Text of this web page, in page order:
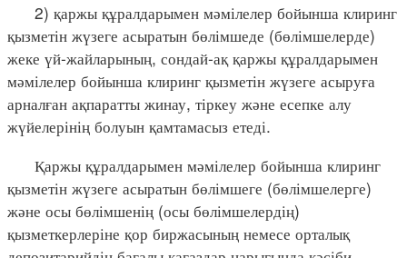
2) қаржы құралдарымен мәмілелер бойынша клиринг
қызметін жүзеге асыратын бөлімшеде (бөлімшелерде)
жеке үй-жайларының, сондай-ақ қаржы құралдарымен
мәмілелер бойынша клиринг қызметін жүзеге асыруға
арналған ақпаратты жинау, тіркеу және есепке алу
жүйелерінің болуын қамтамасыз етеді.
Қаржы құралдарымен мәмілелер бойынша клиринг
қызметін жүзеге асыратын бөлімшеге (бөлімшелерге)
және осы бөлімшенің (осы бөлімшелердің)
қызметкерлеріне қор биржасының немесе орталық